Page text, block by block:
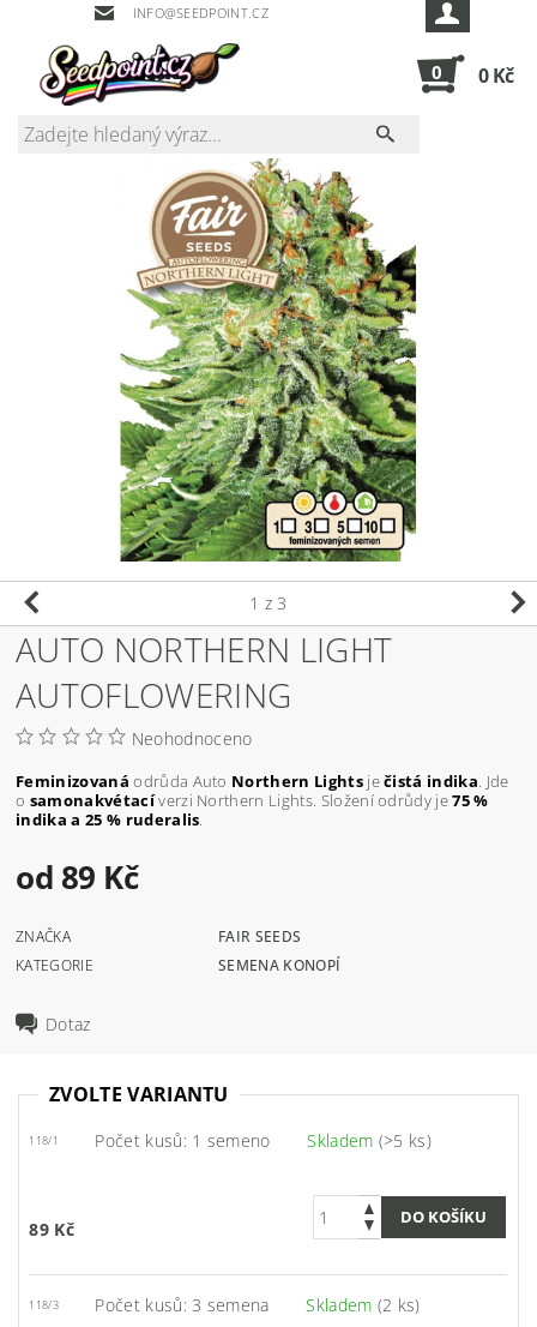
INFO@SEEDPOINT.CZ
0 0 Kč
1 z 3
AUTO NORTHERN LIGHT
AUTOFLOWERING
Neohodnoceno
Feminizovaná odrůda Auto Northern Lightsječistá indika . Jde
o samonakvétacíverzi Northern Lights. Složení odrůdy je75 %
indika a 25 % ruderalis
od 89 Kč
ZNAČKA
FAIR SEEDS
KATEGORIE
SEMENA KONOPÍ
Dotaz
ZVOLTE VARIANTU
118/1 Počet kusů: 1 semeno Skladem (>5 ks)
89 Kč
118/3 Počet kusů: 3 semena Skladem (2 ks)